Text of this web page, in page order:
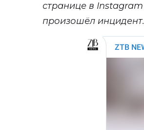
странице в Instagram
произошёл инцидент.